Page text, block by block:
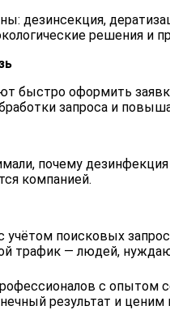
дезинсекция,
решения
быстро оформить
запроса и
почему
компанией.
учётом поисковых
трафик — людей,
с опытом
результат и